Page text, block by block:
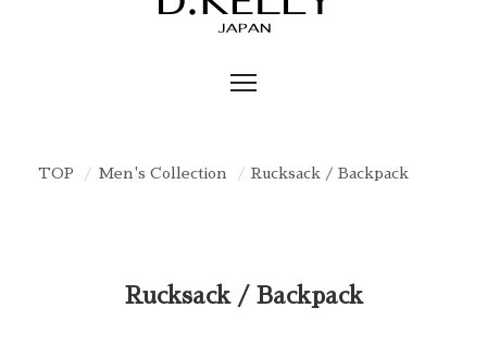
TOP Men's Collection Rucksack / Backpack
Rucksack / Backpack